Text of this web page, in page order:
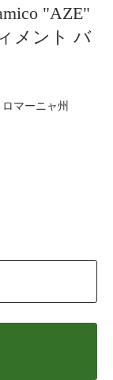
"AZE"
メント バ
マーニャ州